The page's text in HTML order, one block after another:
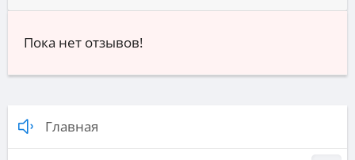
Пока нет отзывов!
Главная